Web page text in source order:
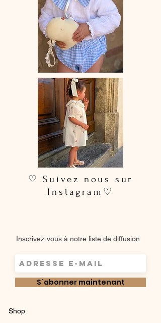
♡ Suivez nous sur
Instagram♡
Inscrivez-vous à notre liste de diffusion
S`abonner maintenant
Shop